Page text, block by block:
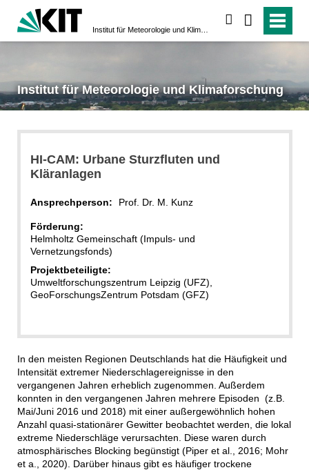
Institut für Meteorologie und Klimaforschung
HI-CAM: Urbane Sturzfluten und
Kläranlagen
Ansprechperson: Prof. Dr. M. Kunz
Förderung:
Helmholtz Gemeinschaft (Impuls- und
Vernetzungsfonds)
Projektbeteiligte:
Umweltforschungszentrum Leipzig (UFZ),
GeoForschungsZentrum Potsdam (GFZ)
In den meisten Regionen Deutschlands hat die Häufigkeit und
Intensität extremer Niederschlagereignisse in den
vergangenen Jahren erheblich zugenommen. Außerdem
konnten in den vergangenen Jahren mehrere Episoden (z.B.
Mai/Juni 2016 und 2018) mit einer außergewöhnlich hohen
Anzahl quasi-stationärer Gewitter beobachtet werden, die lokal
extreme Niederschläge verursachten. Diese waren durch
atmosphärisches Blocking begünstigt (Piper et al., 2016; Mohr
et a., 2020). Darüber hinaus gibt es häufiger trockene